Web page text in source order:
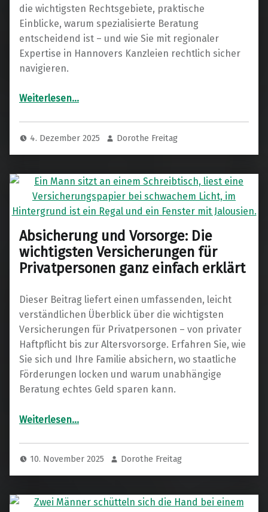
die wichtigsten Rechtsgebiete, praktische
Einblicke, warum spezialisierte Beratung
entscheidend ist – und wie Sie mit regionaler
Expertise in Hannovers Kanzleien rechtlich sicher
navigieren.
Weiterlesen“Arbeitsrecht, Wirtschaftsrecht & Co.: Die wichtigsten Rechtsgebiete – Ihr Kompass durch Hannovers juristische Welt”
…
4. Dezember 2025 Dorothe Freitag
Absicherung und Vorsorge: Die
wichtigsten Versicherungen für
Privatpersonen ganz einfach erklärt
Dieser Beitrag liefert einen umfassenden, leicht
verständlichen Überblick über die wichtigsten
Versicherungen für Privatpersonen – von privater
Haftpflicht bis zur Altersvorsorge. Erfahren Sie, wie
Sie sich und Ihre Familie absichern, wo staatliche
Förderungen locken und warum unabhängige
Beratung echtes Geld sparen kann.
Weiterlesen“Absicherung und Vorsorge: Die wichtigsten Versicherungen für Privatpersonen ganz einfach erklärt”
…
10. November 2025 Dorothe Freitag